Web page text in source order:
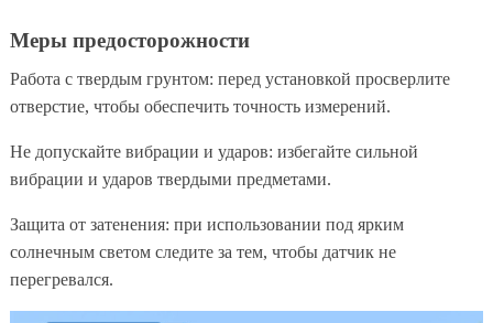
Меры предосторожности
Работа с твердым грунтом: перед установкой просверлите
отверстие, чтобы обеспечить точность измерений.
Не допускайте вибрации и ударов: избегайте сильной
вибрации и ударов твердыми предметами.
Защита от затенения: при использовании под ярким
солнечным светом следите за тем, чтобы датчик не
перегревался.